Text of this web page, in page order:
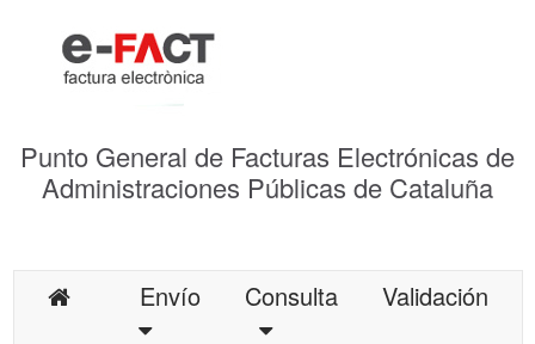
Punto General de Facturas Electrónicas de
Administraciones Públicas de Cataluña
Envío Consulta
Validación